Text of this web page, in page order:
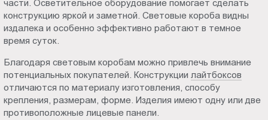
части. Осветительное оборудование помогает сделать
конструкцию яркой и заметной. Световые короба видны
издалека и особенно эффективно работают в темное
время суток.
Благодаря световым коробам можно привлечь внимание
потенциальных покупателей. Конструкциилайтбоксов
отличаются по материалу изготовления, способу
крепления, размерам, форме. Изделия имеют одну или две
противоположные лицевые панели.
9.00-
18.00
Вс.: